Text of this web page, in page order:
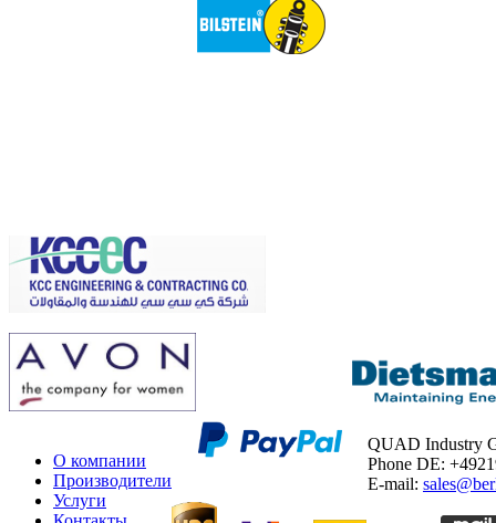
О компании
Производители
Услуги
QUAD Industry
Phone DE:
E-mail: